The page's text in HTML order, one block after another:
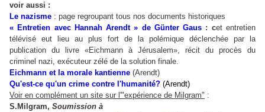
voir aussi :
Le nazisme : page regroupant tous nos documents historiques
« Entretien avec Hannah Arendt » de Günter Gaus : cet entretien
télévisé eut lieu au plus fort de la polémique déclenchée par la
publication du livre «Eichmann à Jérusalem», récit du procès du
criminel nazi, exécuteur zélé de la solution finale.
Eichmann et la morale kantienne (Arendt)
Qu'est-ce qu'un crime contre l'humanité? (Arendt)
Voir en complément un site sur l'"expérience de Milgram" :
S.Milgram, Soumission à